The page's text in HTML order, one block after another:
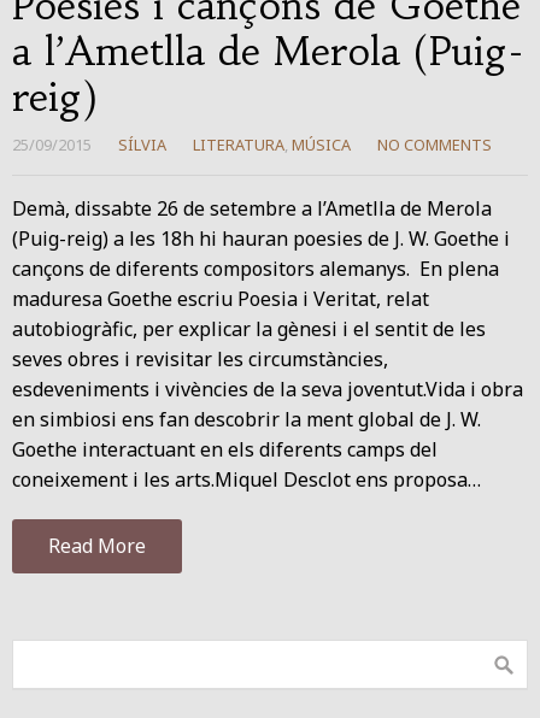
a l’Ametlla de Merola (Puig-
reig)
25/09/2015 SÍLVIA LITERATURA, MÚSICA NO COMMENTS
Demà, dissabte 26 de setembre a l’Ametlla de Merola
(Puig-reig) a les 18h hi hauran poesies de J. W. Goethe i
cançons de diferents compositors alemanys. En plena
maduresa Goethe escriu Poesia i Veritat, relat
autobiogràfic, per explicar la gènesi i el sentit de les
seves obres i revisitar les circumstàncies,
esdeveniments i vivències de la seva joventut.Vida i obra
en simbiosi ens fan descobrir la ment global de J. W.
Goethe interactuant en els diferents camps del
coneixement i les arts.Miquel Desclot ens proposa…
Read More